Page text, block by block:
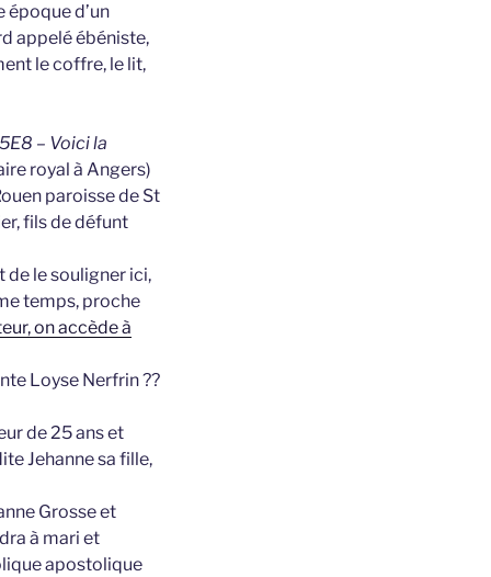
époque d’un
appelé ébéniste,
le coffre, le lit,
– Voici la
royal à Angers)
paroisse de St
fils de défunt
de le souligner ici,
temps, proche
on accède à
Loyse Nerfrin ??
de 25 ans et
Jehanne sa fille,
Grosse et
à mari et
apostolique